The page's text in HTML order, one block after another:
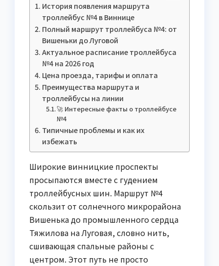
История появления маршрута
троллейбус №4 в Виннице
Полный маршрут троллейбуса №4: от
Вишеньки до Луговой
Актуальное расписание троллейбуса
№4 на 2026 год
Цена проезда, тарифы и оплата
Преимущества маршрута и
троллейбусы на линии
🚀 Интересные факты о троллейбусе
№4
Типичные проблемы и как их
избежать
Широкие винницкие проспекты
просыпаются вместе с гудением
троллейбусных шин. Маршрут №4
скользит от солнечного микрорайона
Вишенька до промышленного сердца
Тяжилова на Луговая, словно нить,
сшивающая спальные районы с
центром. Этот путь не просто